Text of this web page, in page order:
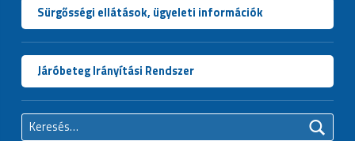
Sürgősségi ellátások, ügyeleti információk
Járóbeteg Irányítási Rendszer
Keresés: